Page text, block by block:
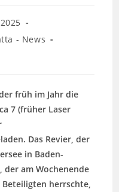
- News
früh im Jahr die
7 (früher Laser
Das Revier, der
in Baden-
der am Wochenende
Beteiligten herrschte,